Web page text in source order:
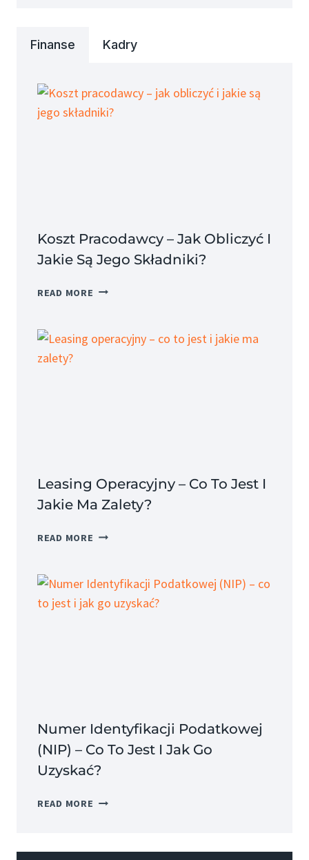
Finanse Kadry
Koszt Pracodawcy – Jak Obliczyć I
Jakie Są Jego Składniki?
READ MORE KOSZT
JAK
Leasing Operacyjny – Co To Jest I
Jakie Ma Zalety?
READ MORE LEASING
CO
JEST
Numer Identyfikacji Podatkowej
(NIP) – Co To Jest I Jak Go
Uzyskać?
READ MORE NUMER